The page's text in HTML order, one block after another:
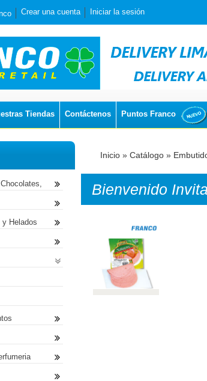
Crear una cuenta Iniciar la sesión
Tiendas Contáctenos Puntos Franco
Inicio » Catálogo »
Bienvenido
y Helados